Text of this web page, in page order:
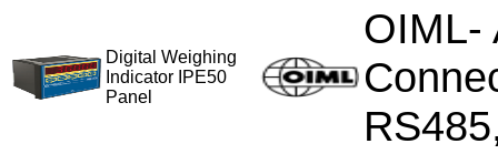
Digital Weighing
Indicator IPE50
Panel
OIML-